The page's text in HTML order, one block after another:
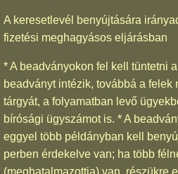
A keresetlevél benyújtására
fizetési meghagyásos eljárásban
* A beadványokon fel kell tüntetni
beadványt intézik, továbbá a felek
tárgyát, a folyamatban levő
bírósági ügyszámot is. * A
eggyel több példányban kell
perben érdekelve van; ha több
(meghatalmazottja) van, részükre